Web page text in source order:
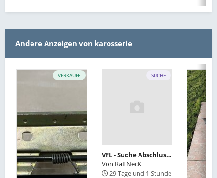
Andere Anzeigen von karosserie
VERKAUFE SUCHE
VFL - Suche Abschlussstück rechts für die Heckstoßstange und Abschleppösen vorne
Von RaffNecK
29 Tage und 1 Stunde